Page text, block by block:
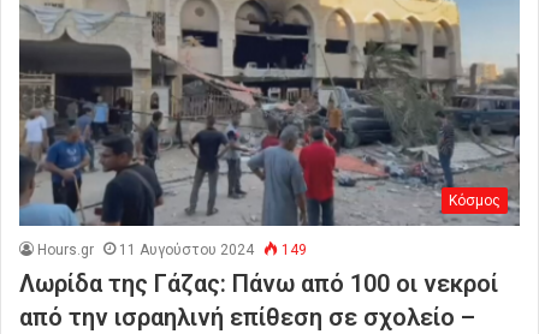
Κόσμος
Hours.gr 11 Αυγούστου 2024 149
Λωρίδα της Γάζας: Πάνω από 100 οι νεκροί
από την ισραηλινή επίθεση σε σχολείο –